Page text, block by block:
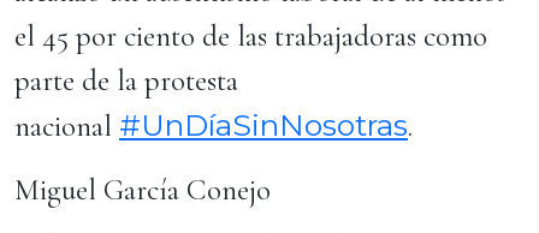
el 45 por ciento de las trabajadoras como
parte de la protesta
nacional #UnDíaSinNosotras.
Miguel García Conejo